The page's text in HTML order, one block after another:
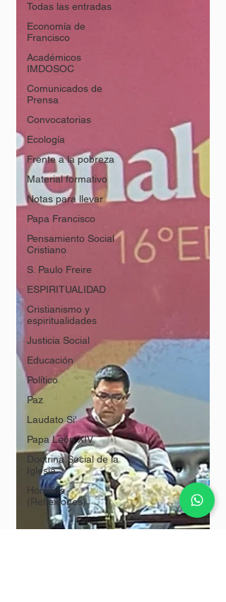
Todas las entradas
Economía de
Francisco
Académicos
IMDOSOC
Comunicados de
Prensa
Convocatorias
Ecología
Frente a la pobreza
Material formativo
Notas para llevar
Papa Francisco
Pensamiento Social
Cristiano
S. Paulo Freire
ESPIRITUALIDAD
Cristianismo y
espiritualidades
Justicia Social
Educación
Político
Paz
Laudato Si'
Papa León XIV
Doctrina Social de la
Iglesia
Homilías
(Reflexiones)